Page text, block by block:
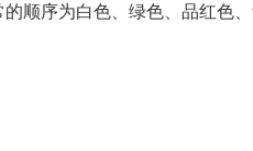
顺序为白色、绿色、品红色